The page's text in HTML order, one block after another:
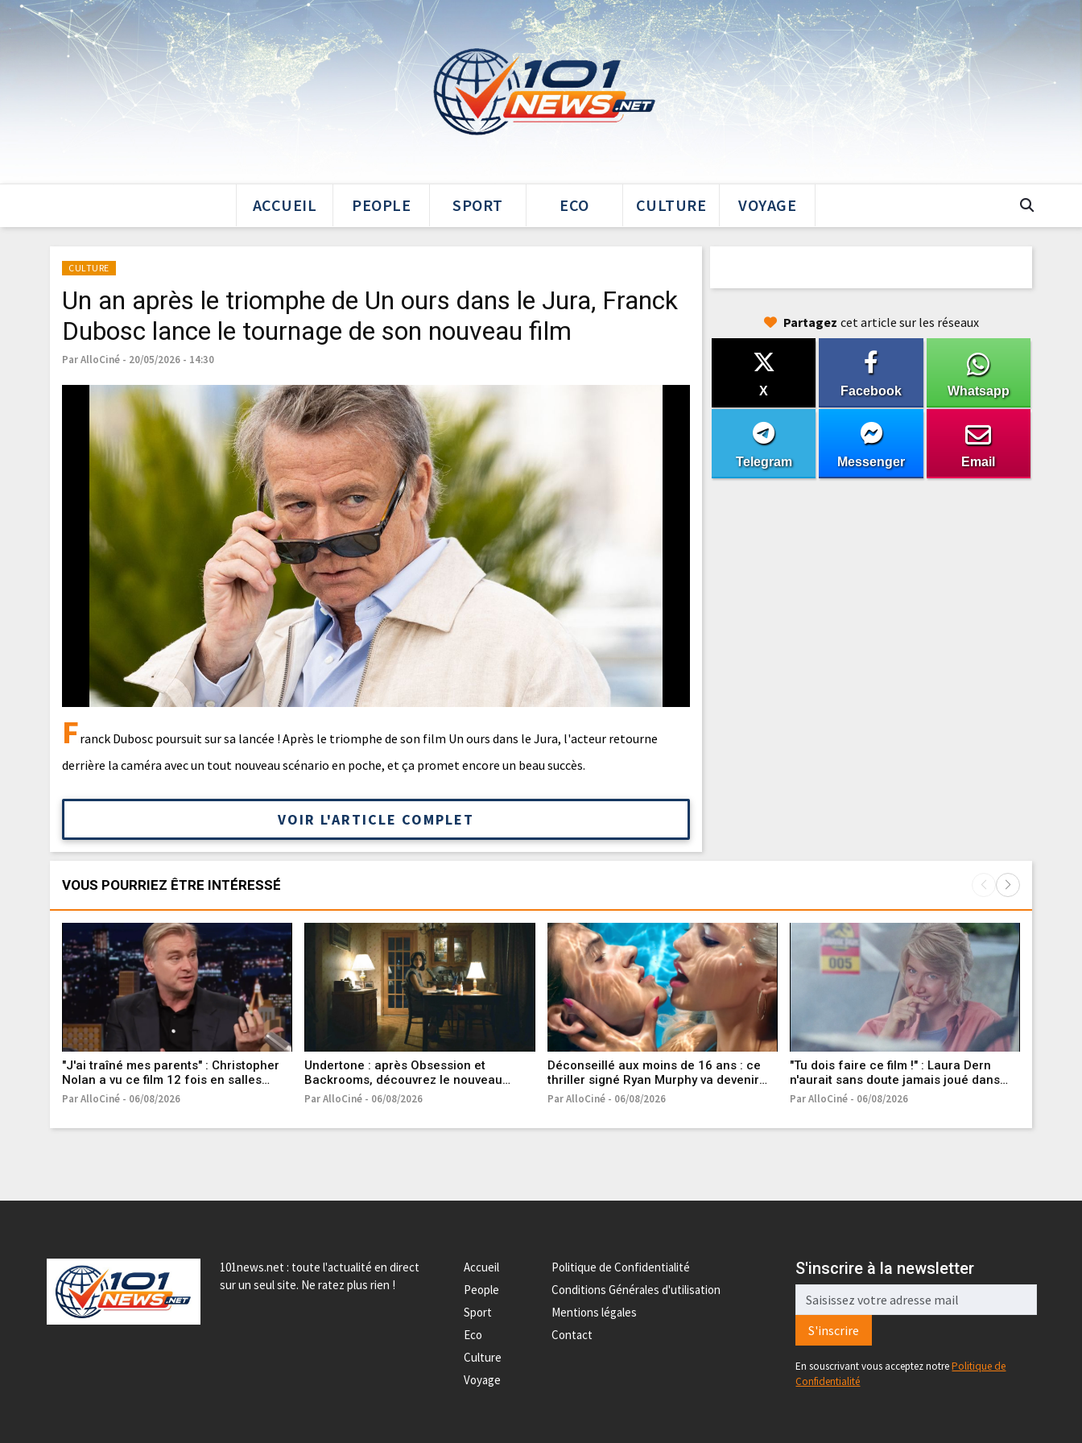
ACCUEIL PEOPLE SPORT ECO CULTURE VOYAGE
CULTURE
Un an après le triomphe de Un ours dans le Jura, Franck
Dubosc lance le tournage de son nouveau film
Par AlloCiné - 20/05/2026 - 14:30
Franck Dubosc poursuit sur sa lancée ! Après le triomphe de son film Un ours dans le Jura, l'acteur retourne
derrière la caméra avec un tout nouveau scénario en poche, et ça promet encore un beau succès.
VOIR L'ARTICLE COMPLET
Partagez cet article sur les réseaux
X Facebook Whatsapp
Telegram Messenger Email
VOUS POURRIEZ ÊTRE INTÉRESSÉ
"J'ai traîné mes parents" : Christopher
Nolan a vu ce film 12 fois en salles
quand il était enfant et il l'adore
toujours autant !
Par AlloCiné - 06/08/2026
Undertone : après Obsession et
Backrooms, découvrez le nouveau
phénomène horrifique de l’été
Par AlloCiné - 06/08/2026
Déconseillé aux moins de 16 ans : ce
thriller signé Ryan Murphy va devenir
votre nouvelle obsession
Par AlloCiné - 06/08/2026
"Tu dois faire ce film !" : Laura Dern
n'aurait sans doute jamais joué dans
Jurassic Park sans les conseils de cet
Par AlloCiné - 06/08/2026
101news.net : toute l'actualité en direct
sur un seul site. Ne ratez plus rien !
Accueil
People
Sport
Eco
Culture
Voyage
Politique de Confidentialité
Conditions Générales d'utilisation
Mentions légales
Contact
S'inscrire à la newsletter
S'inscrire
En souscrivant vous acceptez notrePolitique de
Confidentialité